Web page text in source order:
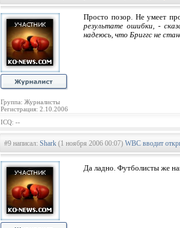
Группа: Журналисты
Регистрация: 2.10.2006
Просто позор. Не умеет
результате ошибки, -
надеюсь, что Бриггс не
ICQ: --
#9 написал: Shark (1 ноября 2006 00:07) WBC вводит
Да ладно. Футболисты же